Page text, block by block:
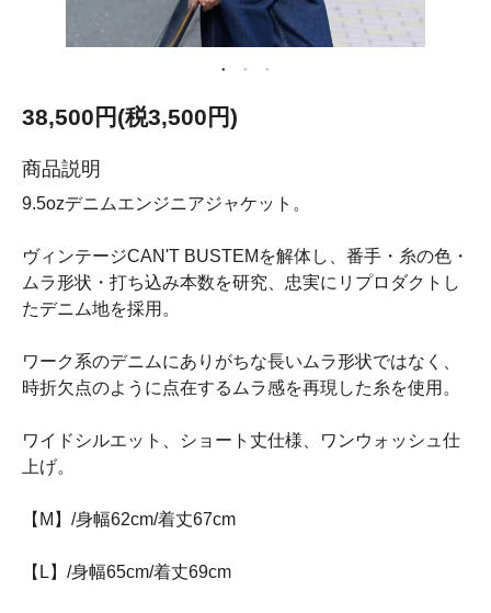
38,500円(税3,500円)
商品説明
9.5ozデニムエンジニアジャケット。
ヴィンテージCAN'T BUSTEMを解体し、番手・糸の色・
ムラ形状・打ち込み本数を研究、忠実にリプロダクトし
たデニム地を採用。
ワーク系のデニムにありがちな長いムラ形状ではなく、
時折欠点のように点在するムラ感を再現した糸を使用。
ワイドシルエット、ショート丈仕様、ワンウォッシュ仕
上げ。
【M】/身幅62cm/着丈67cm
【L】/身幅65cm/着丈69cm